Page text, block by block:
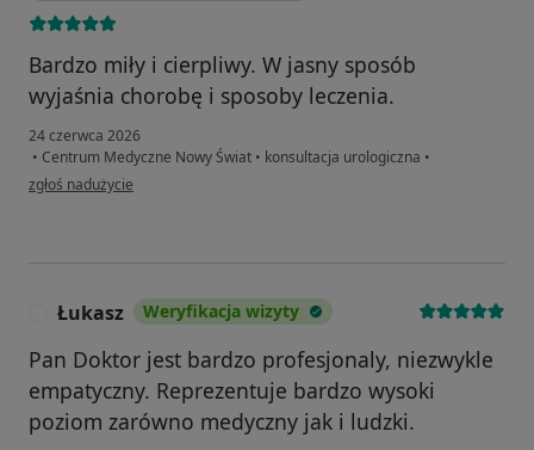
Bardzo miły i cierpliwy. W jasny sposób
wyjaśnia chorobę i sposoby leczenia.
24 czerwca 2026
• Centrum Medyczne Nowy Świat • konsultacja urologiczna •
w opinii użytkownika Grzegorz Skibniewski
zgłoś nadużycie
Łukasz Weryfikacja wizyty
Pan Doktor jest bardzo profesjonaly, niezwykle
empatyczny. Reprezentuje bardzo wysoki
poziom zarówno medyczny jak i ludzki.